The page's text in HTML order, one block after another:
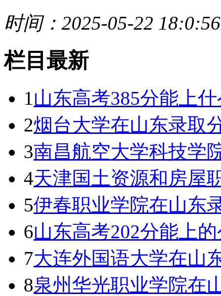
时间：2025-05-22 18:0:56
栏目最新
1山东高考385分能上
2烟台大学在山东录取
3南昌航空大学科技学
4天津国土资源和房屋
5伊春职业学院在山东
6山东高考202分能上
7大连外国语大学在山
8泉州华光职业学院在